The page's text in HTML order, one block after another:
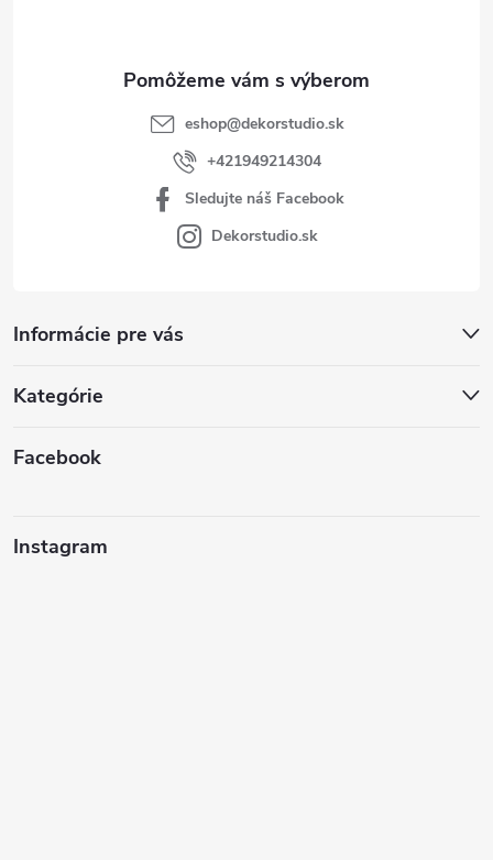
Informácie pre vás
Kategórie
Facebook
Instagram
eshop@dekorstudio.sk
+421949214304
Sledujte náš Facebook
Dekorstudio.sk